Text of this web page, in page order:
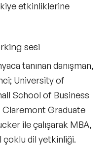
etkinliklerine
sesi
tanınan danışman,
University of
School of Business
Claremont Graduate
ile çalışarak MBA,
çoklu dil yetkinliği.
Konuşmacıları
Konuşmacıları